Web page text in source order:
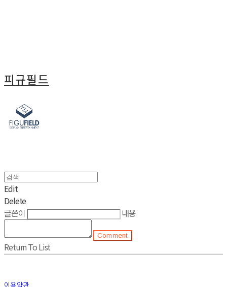
피규필드
Edit
Delete
글쓴이
내용
Comment
Return To List
이용약관